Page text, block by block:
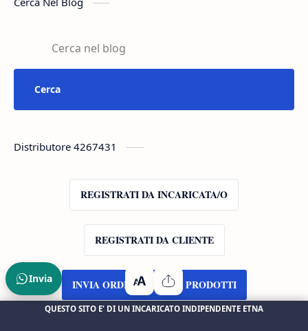
Distributore 4267431
REGISTRATI DA INCARICATA/O
REGISTRATI DA CLIENTE
INVIA ORDINE VELOCE PRODOTTI
Invia
QUESTO SITO E' DI UN INCARICATO INDIPENDENTE ETNA